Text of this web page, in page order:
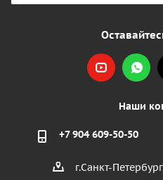
Наши
+7 904 609-50-50
г.Санкт-